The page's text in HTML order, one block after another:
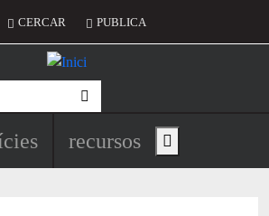
Menú del compte d'usuari
CERCAR PUBLICA
principal de
recursos Show main menu